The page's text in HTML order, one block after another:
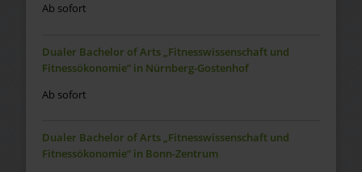
Ab sofort
Dualer Bachelor of Arts „Fitnesswissenschaft und
Fitnessökonomie“ in Nürnberg-Gostenhof
Ab sofort
Dualer Bachelor of Arts „Fitnesswissenschaft und
Fitnessökonomie“ in Bonn-Zentrum